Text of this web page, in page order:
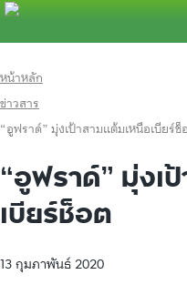
หน้าหลัก
ข่าวสาร
“อูฟราด์” มุ่งเป้าสามแต้มเหนือเบียร์
“อูฟราด์” มุ่งเ
เบียร์ช็อต
13 กุมภาพันธ์ 2020